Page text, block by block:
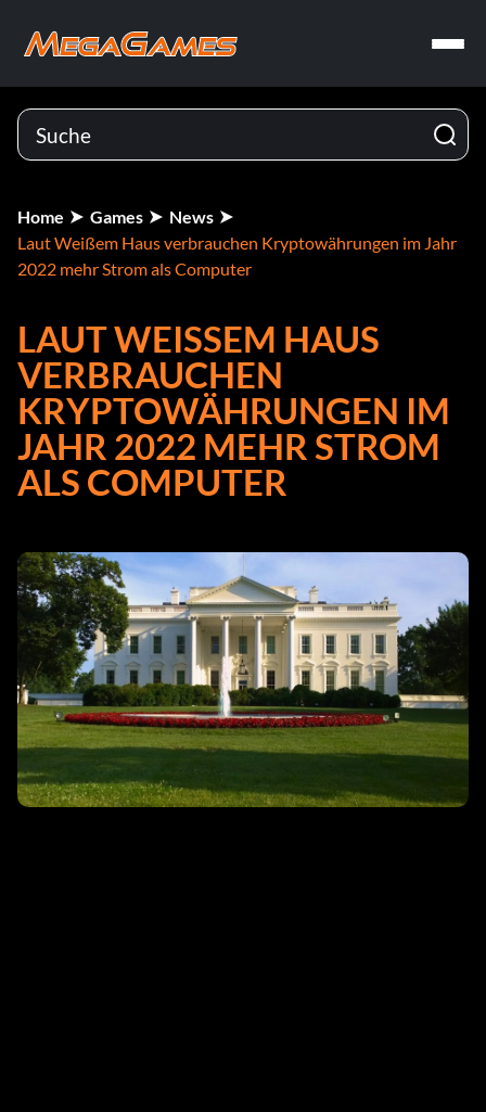
Home Games
News
Laut Weißem Haus verbrauchen Kryptowährungen im Jahr
2022 mehr Strom als Computer
LAUT WEISSEM HAUS V
ERBRAUCHEN K
RYPTOWÄHRUNGEN IM J
AHR 2022 MEHR STROM A
LS COMPUTER